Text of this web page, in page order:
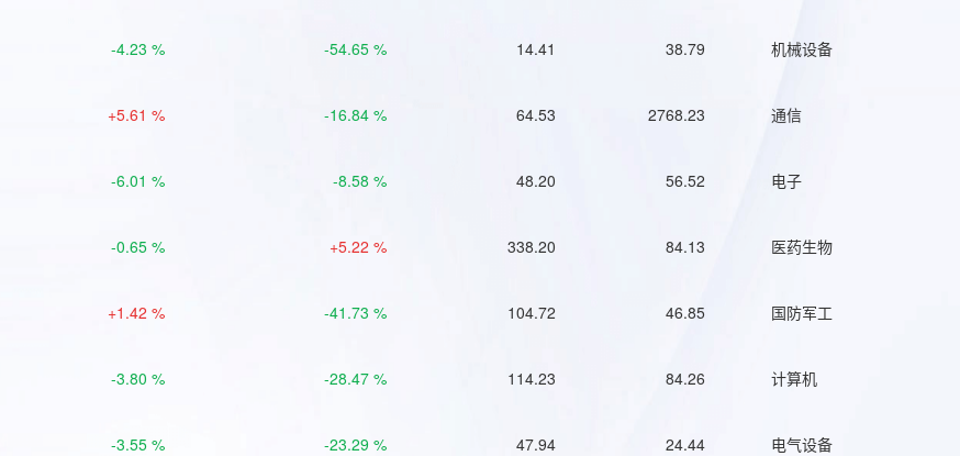
-4.23 % -54.65 % 14.41 38.79 机械设备
+5.61 % -16.84 % 64.53 2768.23 通信
-6.01 % -8.58 % 48.20 56.52 电子
-0.65 % +5.22 % 338.20 84.13 医药生物
+1.42 % -41.73 % 104.72 46.85 国防军工
-3.80 % -28.47 % 114.23 84.26 计算机
-3.55 % -23.29 % 47.94 24.44 电气设备